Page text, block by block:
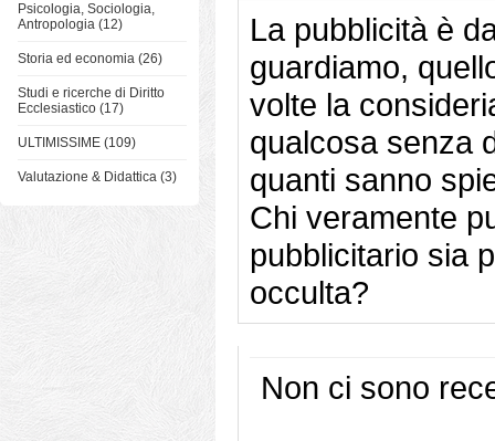
Psicologia, Sociologia,
Antropologia (12)
Storia ed economia (26)
Studi e ricerche di Diritto
Ecclesiastico (17)
ULTIMISSIME (109)
Valutazione & Didattica (3)
La pubblicità è
guardiamo,
volte la
qualcosa senza
quanti sanno
Chi veramente
pubblicitario sia
occulta?
Non ci sono